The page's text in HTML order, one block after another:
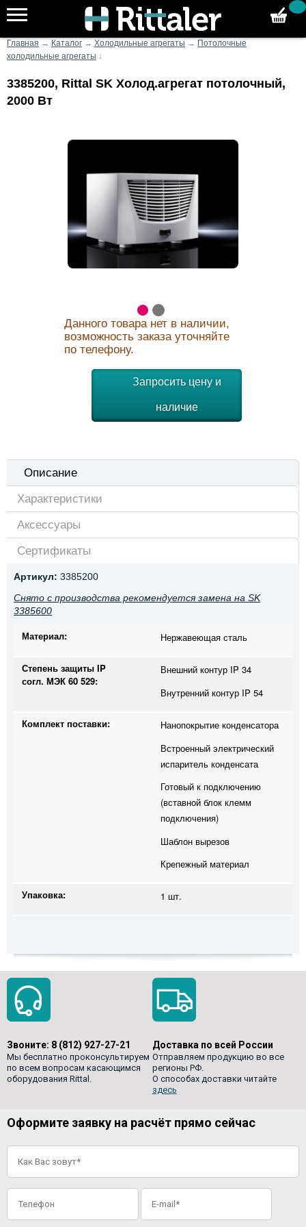
Главная → Каталог → Холодильные агрегаты →
Потолочные
холодильные агрегаты ↓
3385200, Rittal SK Холод.агрегат потолочный,
2000 Вт
Данного товара нет в наличии,
возможность заказа уточняйте
по телефону.
Запросить цену и
наличие
Описание
Характеристики
Аксессуары
Сертификаты
Артикул: 3385200
Снято с производства рекомендуется замена на SK
3385600
Материал: Нержавеющая сталь
Степень защиты IP
согл. МЭК 60 529:
Внешний контур IP 34
Внутренний контур IP 54
Комплект поставки:
Нанопокрытие конденсатора
Встроенный электрический
испаритель конденсата
Готовый к подключению
(вставной блок клемм
подключения)
Шаблон вырезов
Крепежный материал
Упаковка: 1 шт.
Звоните: 8 (812) 927-27-21
Мы бесплатно проконсультируем
по всем вопросам касающимся
оборудования Rittal.
Доставка по всей России
Отправляем продукцию во все
регионы РФ.
О способах доставки читайте
здесь
Оформите заявку на расчёт прямо сейчас